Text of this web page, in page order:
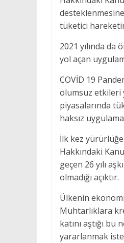
tüketici
2021 yılında
yol açan
COVİD 19
olumsuz etkileri
piyasalarında
haksız
İlk kez
Hakkındaki
geçen 26 yılı
olmadığı açıktır.
Ülkenin
Muhtarlıklara
katını aştığı
yararlanmak